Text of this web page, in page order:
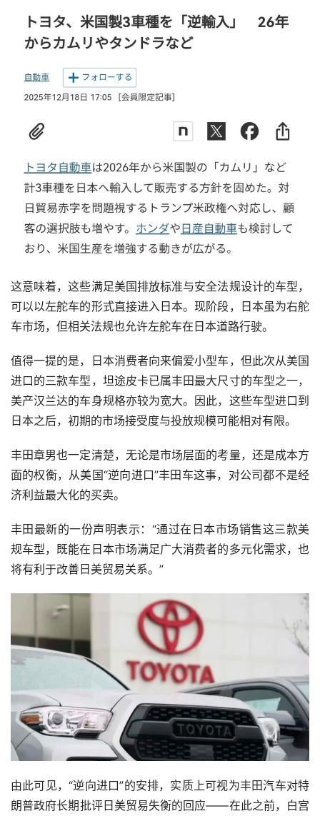
这意味着，这些满足美国排放标准与安全法规设计的车型，
可以以左舵车的形式直接进入日本。现阶段，日本虽为右舵
车市场，但相关法规也允许左舵车在日本道路行驶。
值得一提的是，日本消费者向来偏爱小型车，但此次从美国
进口的三款车型，坦途皮卡已属丰田最大尺寸的车型之一，
美产汉兰达的车身规格亦较为宽大。因此，这些车型进口到
日本之后，初期的市场接受度与投放规模可能相对有限。
丰田章男也一定清楚，无论是市场层面的考量，还是成本方
面的权衡，从美国“逆向进口”丰田车这事，对公司都不是经
济利益最大化的买卖。
丰田最新的一份声明表示：“通过在日本市场销售这三款美
规车型，既能在日本市场满足广大消费者的多元化需求，也
将有利于改善日美贸易关系。”
由此可见，“逆向进口”的安排，实质上可视为丰田汽车对特
朗普政府长期批评日美贸易失衡的回应——在此之前，白宫